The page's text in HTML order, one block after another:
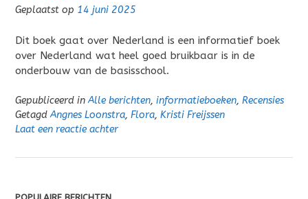
Geplaatst op 14 juni 2025
Dit boek gaat over Nederland is een informatief boek
over Nederland wat heel goed bruikbaar is in de
onderbouw van de basisschool.
Gepubliceerd inAlle berichten, informatieboeken, Recensies
GetagdAngnes Loonstra, Flora, Kristi Freijssen
Laat een reactie achter